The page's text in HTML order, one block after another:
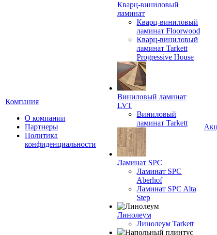
Компания
О компании
Партнеры
Политика
конфиденциальности
Кварц-виниловый
ламинат
Кварц-виниловый
ламинат Floorwood
Кварц-виниловый
ламинат Tarkett
Progressive House
Виниловый ламинат
LVT
Виниловый
ламинат Tarkett
Ламинат SPC
Ламинат SPC
Aberhof
Ламинат SPC Alta
Step
Линолеум
Линолеум Tarkett